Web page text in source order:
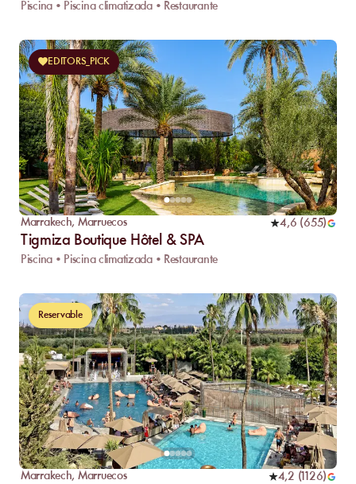
Piscina • Piscina climatizada • Restaurante
EDITORS_PICK
Marrakech, Marruecos 4,6 (655)
Tigmiza Boutique Hôtel & SPA
Piscina • Piscina climatizada • Restaurante
Reservable
Marrakech, Marruecos 4,2 (1126)